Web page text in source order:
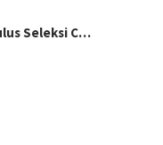
Seleksi C…